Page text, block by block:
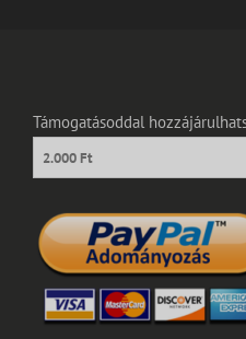
Támogatásoddal